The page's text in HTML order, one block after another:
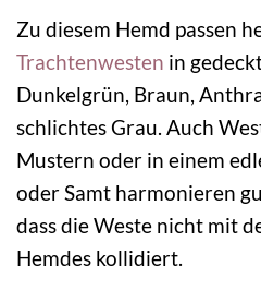
Zu diesem Hemd passen
Trachtenwesten in
Dunkelgrün, Braun,
schlichtes Grau. Auch
Mustern oder in einem
oder Samt harmonieren
dass die Weste nicht mit
Hemdes kollidiert.